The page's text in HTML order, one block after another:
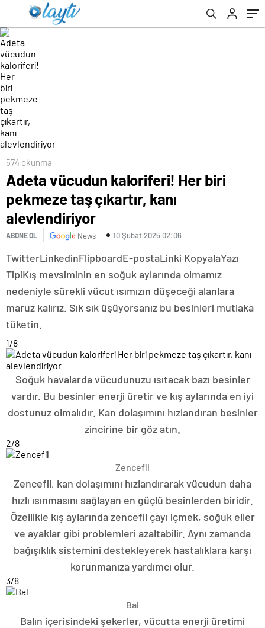
574 okunma
Adeta vücudun kaloriferi! Her biri
pekmeze taş çıkartır, kanı
alevlendiriyor
ABONE OL News 10 Şubat 2025 02:06
TwitterLinkedinFlipboardE-postaLinki KopyalaYazı
TipiKış mevsiminin en soğuk aylarında olmamız
nedeniyle sürekli vücut ısımızın düşeceği alanlara
maruz kalırız. Sık sık üşüyorsanız bu besinleri mutlaka
tüketin.
1/8
Soğuk havalarda vücudunuzu ısıtacak bazı besinler
vardır. Bu besinler enerji üretir ve kış aylarında en iyi
dostunuz olmalıdır. Kan dolaşımını hızlandıran besinler
zincirine bir göz atın.
2/8
Zencefil
Zencefil, kan dolaşımını hızlandırarak vücudun daha
hızlı ısınmasını sağlayan en güçlü besinlerden biridir.
Özellikle kış aylarında zencefil çayı içmek, soğuk eller
ve ayaklar gibi problemleri azaltabilir. Aynı zamanda
bağışıklık sistemini destekleyerek hastalıklara karşı
korunmanıza yardımcı olur.
3/8
Bal
Balın içerisindeki şekerler, vücutta enerji üretimi